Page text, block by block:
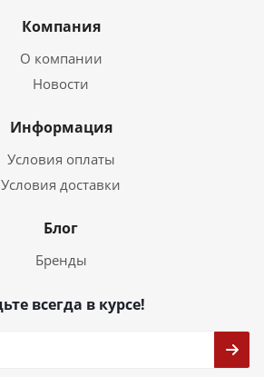
Компания
О компании
Новости
Информация
Условия оплаты
Условия доставки
Блог
Бренды
всегда в курсе!